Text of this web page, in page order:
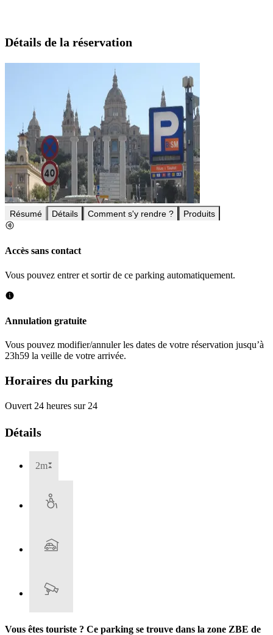
Détails de la réservation
Résumé Détails Comment s'y rendre ? Produits
Accès sans contact
Vous pouvez entrer et sortir de ce parking automatiquement.
Annulation gratuite
Vous pouvez modifier/annuler les dates de votre réservation jusqu’à
23h59 la veille de votre arrivée.
Horaires du parking
Ouvert 24 heures sur 24
Détails
2m
Vous êtes touriste ? Ce parking se trouve dans la zone ZBE de